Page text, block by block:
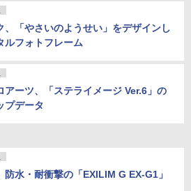
、「やさいのようせい」をデザインし
ルフォトフレーム
アーツ、「ステライメージ Ver.6」の
プデータ
防水・耐衝撃の「EXILIM G EX-G1」